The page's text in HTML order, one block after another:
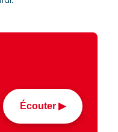
Écouter ▶